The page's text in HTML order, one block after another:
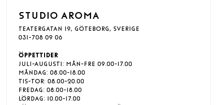
STUDIO AROMA
TEATERGATAN 19, GÖTEBORG, SVERIGE
031-708 09 06
ÖPPETTIDER
JULI-AUGUSTI: MÅN-FRE 09.00-17.00
MÅNDAG: 08.00-18.00
TIS-TOR: 08.00-20.00
FREDAG: 08.00-18.00
LÖRDAG: 10.00-17.00